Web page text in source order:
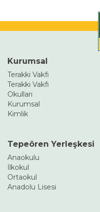
Kurumsal
Terakki Vakfı
Terakki Vakfı
Okulları
Kurumsal
Kimlik
Tepeören Yerleşkesi
Anaokulu
İlkokul
Ortaokul
Anadolu Lisesi